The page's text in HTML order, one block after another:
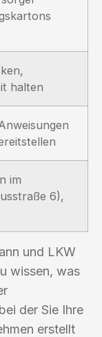
halten
im
6),
und LKW
wissen, was
der Sie Ihre
erstellt